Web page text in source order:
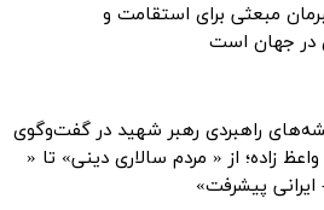
مبعثی برای استقامت و
در جهان است
راهبردی رهبر شهید در گفت‌وگوی
زاده؛ از « مردم سالاری دینی» تا «
پیشرفت»